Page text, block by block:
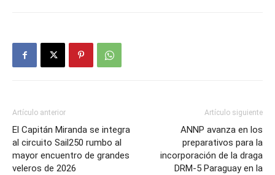
Artículo anterior
El Capitán Miranda se integra
al circuito Sail250 rumbo al
mayor encuentro de grandes
veleros de 2026
Artículo siguiente
ANNP avanza en los
preparativos para la
incorporación de la draga
DRM-5 Paraguay en la